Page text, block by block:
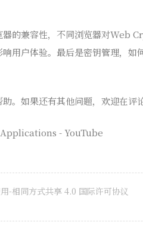
的兼容性，不同浏览器对Web
用户体验。最后是密钥管理，如
。如果还有其他问题，欢迎在评
- YouTube
-相同方式共享 4.0 国际许可协议